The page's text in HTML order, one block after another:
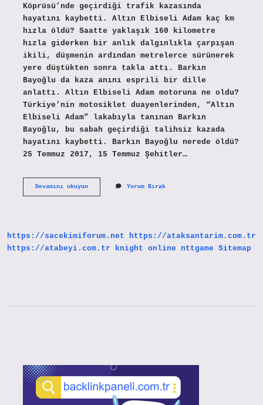
Köprüsü’nde geçirdiği trafik kazasında
hayatını kaybetti. Altın Elbiseli Adam kaç km
hızla öldü? Saatte yaklaşık 160 kilometre
hızla giderken bir anlık dalgınlıkla çarpışan
ikili, düşmenin ardından metrelerce sürünerek
yere düştükten sonra takla attı. Barkın
Bayoğlu da kaza anını esprili bir dille
anlattı. Altın Elbiseli Adam motoruna ne oldu?
Türkiye’nin motosiklet duayenlerinden, “Altın
Elbiseli Adam” lakabıyla tanınan Barkın
Bayoğlu, bu sabah geçirdiği talihsiz kazada
hayatını kaybetti. Barkın Bayoğlu nerede öldü?
25 Temmuz 2017, 15 Temmuz Şehitler…
Devamını okuyunAltın
Yorum Bırak
https://sacekimiforum.net
https://ataksantarim.com.tr
https://atabeyi.com.tr
knight online nttgame Sitemap